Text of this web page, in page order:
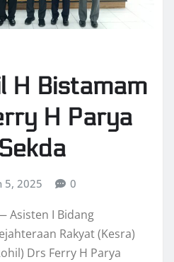
H Bistamam
H Parya
5, 2025 0
Asisten I Bidang
Rakyat (Kesra)
Drs Ferry H Parya